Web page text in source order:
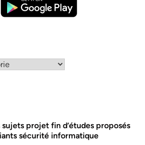
sujets projet fin d’études proposés
sécurité informatique